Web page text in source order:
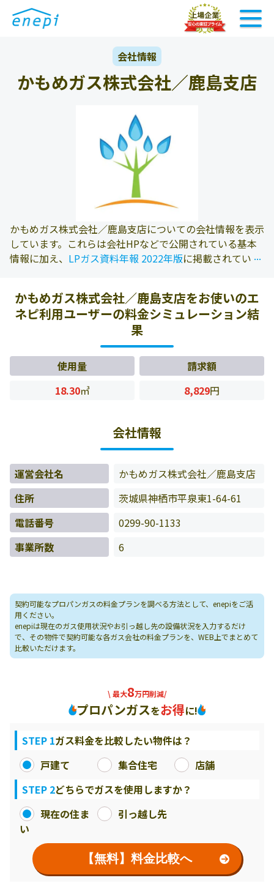
会社情報
かもめガス株式会社／鹿島支店
かもめガス株式会社／鹿島支店についての会社情報を表示
しています。これらは会社HPなどで公開されている基本
情報に加え、 LPガス資料年報 2022年版に掲載されている
います。
...
...
かもめガス株式会社／鹿島支店をお使いのエ
ネピ利用ユーザーの料金シミュレーション結
果
使用量
請求額
18.30㎥ 8,829円
会社情報
運営会社名
かもめガス株式会社／鹿島支店
住所
茨城県神栖市平泉東1-64-61
電話番号
0299-90-1133
事業所数
6
契約可能なプロパンガスの料金プランを調べる方法として、enepiをご活
用ください。
enepiは現在のガス使用状況やお引っ越し先の設備状況を入力するだけ
で、その物件で契約可能な各ガス会社の料金プランを、WEB上でまとめて
比較いただけます。
\ 最大8万円削減/
プロパンガスをお得に!
STEP 1ガス料金を比較したい物件は？
戸建て
集合住宅
店舗
STEP 2どちらでガスを使用しますか？
現在の住ま
い
引っ越し先
【無料】料金比較へ